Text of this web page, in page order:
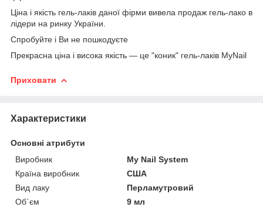
Ціна і якість гель-лаків даної фірми вивела продаж гель-лако в
лідери на ринку України.
Спробуйте і Ви не пошкодуєте
Прекрасна ціна і висока якість ― це "коник" гель-лаків MyNail
Приховати
Характеристики
Основні атрибути
Виробник
My Nail System
Країна виробник
США
Вид лаку
Перламутровий
Об`єм
9 мл